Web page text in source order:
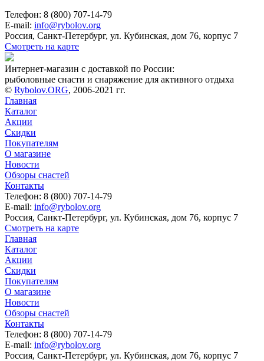
Телефон: 8 (800) 707-14-79
E-mail: info@rybolov.org
Россия, Санкт-Петербург, ул. Кубинская, дом 76, корпус 7
Смотреть на карте
Интернет-магазин с доставкой по России:
рыболовные снасти и снаряжение для активного отдыха
© Rybolov.ORG, 2006-2021 гг.
Главная
Каталог
Акции
Скидки
Покупателям
О магазине
Новости
Обзоры снастей
Контакты
Телефон: 8 (800) 707-14-79
E-mail: info@rybolov.org
Россия, Санкт-Петербург, ул. Кубинская, дом 76, корпус 7
Смотреть на карте
Главная
Каталог
Акции
Скидки
Покупателям
О магазине
Новости
Обзоры снастей
Контакты
Телефон: 8 (800) 707-14-79
E-mail: info@rybolov.org
Россия, Санкт-Петербург, ул. Кубинская, дом 76, корпус 7